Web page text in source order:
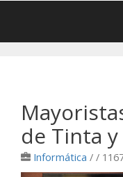
de Tinta
Informática / /